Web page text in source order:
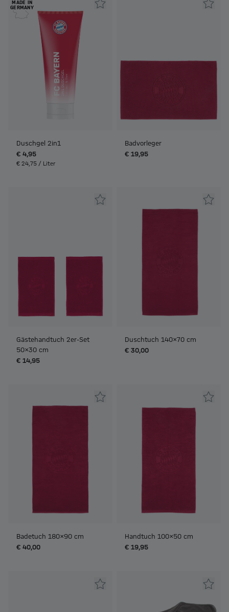
MADE IN
GERMANY
Duschgel 2in1
€ 4,95
€ 24,75 / Liter
Badvorleger
€ 19,95
Gästehandtuch 2er-Set
50x30 cm
€ 14,95
Duschtuch 140x70 cm
€ 30,00
Badetuch 180x90 cm
€ 40,00
Handtuch 100x50 cm
€ 19,95